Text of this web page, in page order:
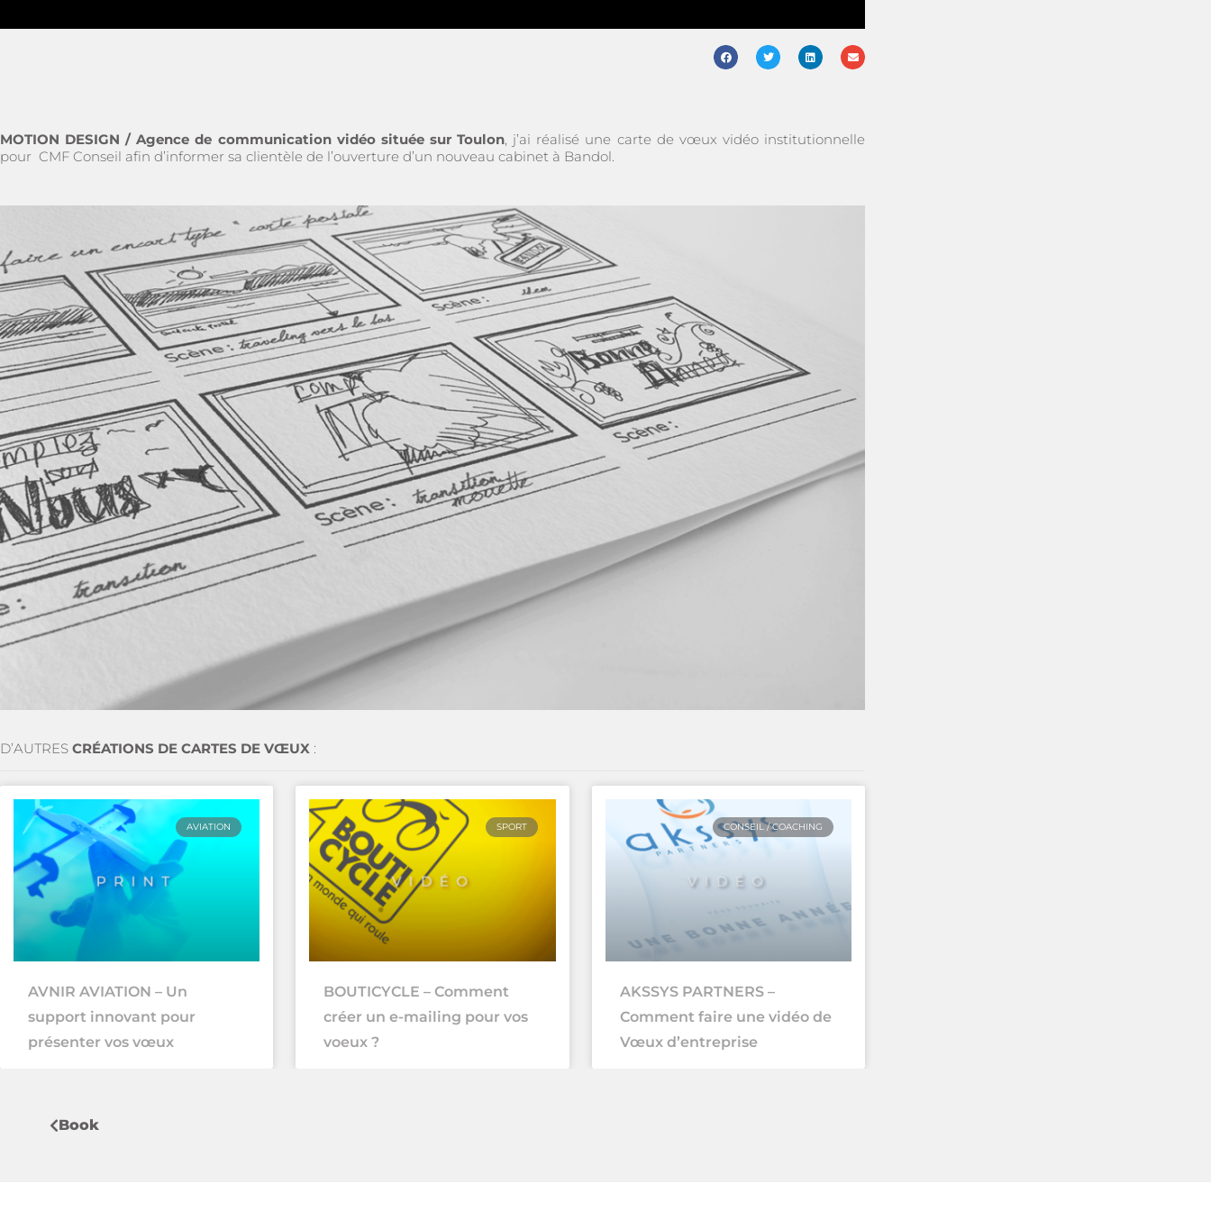
MOTION DESIGN / Agence de communication vidéo située sur Toulon, j’ai réalisé une carte de vœux vidéo institutionnelle
pour CMF Conseil afin d’informer sa clientèle de l’ouverture d’un nouveau cabinet à Bandol.
D’AUTRES CRÉATIONS DE CARTES DE VŒUX :
AVIATION
AVNIR AVIATION – Un
support innovant pour
présenter vos vœux
SPORT
BOUTICYCLE – Comment
créer un e-mailing pour vos
voeux ?
CONSEIL / COACHING
AKSSYS PARTNERS –
Comment faire une vidéo de
Vœux d’entreprise
Book